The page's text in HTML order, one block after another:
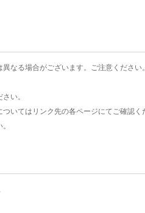
なる場合がございます。ご注意ください。
い。
いてはリンク先の各ページにてご確認く